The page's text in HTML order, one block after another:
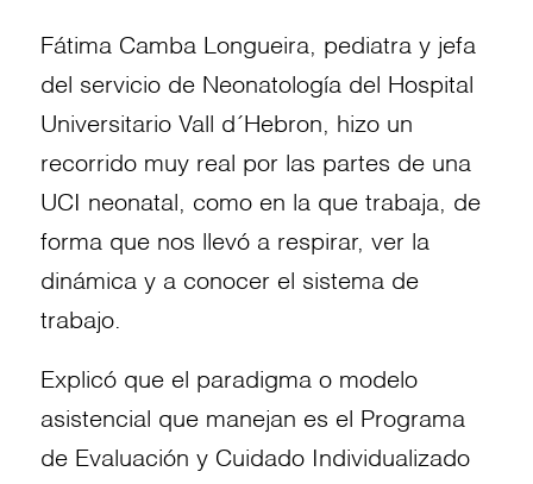
Fátima Camba Longueira, pediatra y jefa
del servicio de Neonatología del Hospital
Universitario Vall d´Hebron, hizo un
recorrido muy real por las partes de una
UCI neonatal, como en la que trabaja, de
forma que nos llevó a respirar, ver la
dinámica y a conocer el sistema de
trabajo.
Explicó que el paradigma o modelo
asistencial que manejan es el Programa
de Evaluación y Cuidado Individualizado